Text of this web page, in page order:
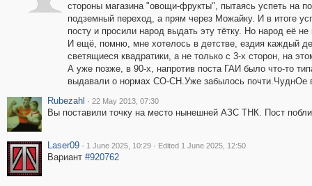
стороны магазина "овощи-фрукты", пытаясь успеть на
подземный переход, а прям через Можайку. И в итоге
посту и просили народ выдать эту тётку. Но народ её
И ещё, помню, мне хотелось в детстве, ездия каждый
светящиеся квадратики, а не только с 3-х сторон, на
А уже позже, в 90-х, напротив поста ГАИ было что-то
выдавали о нормах СО-СН.Уже забылось почти.ЧуднОе
Rubezahl · 22 May 2013, 07:30
Вы поставили точку на место нынешней АЗС ТНК. Пост
Laser09 · 1 June 2025, 10:29 · Edited 1 June 2025, 12:50
Вариант #920762